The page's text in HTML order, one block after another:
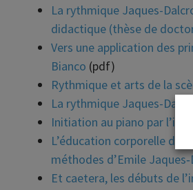
La rythmique Jaques-
didactique (thèse de
Vers une application des
Bianco (pdf)
Rythmique et arts de la
La rythmique Jaques-
Initiation au piano par
L’éducation corporelle
méthodes d’Emile
Et caetera, les débuts de